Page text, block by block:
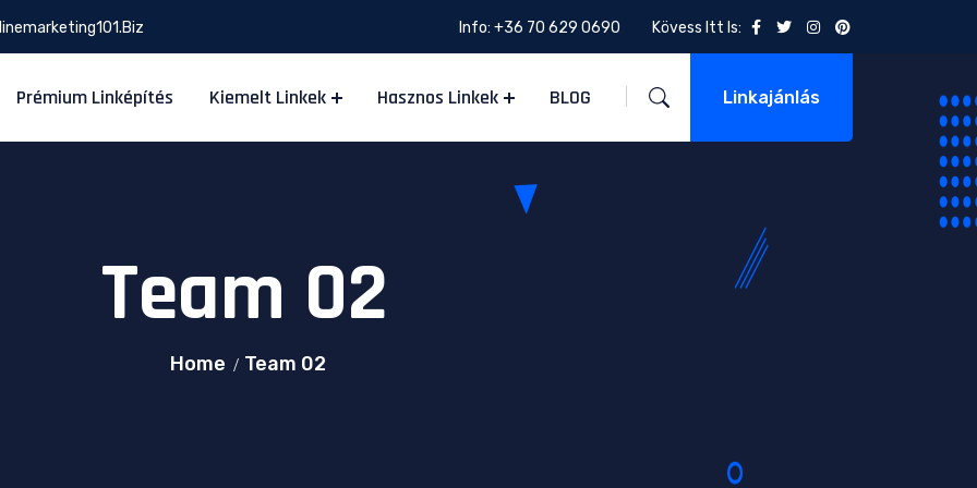
Info: +36 70 629 0690 Kövess Itt Is:
Prémium Linképítés Kiemelt Linkek Hasznos Linkek BLOG Linkajánlás
Team 02
Home Team 02